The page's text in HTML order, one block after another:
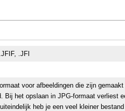
.JFI
voor afbeeldingen die zijn
Bij het opslaan in JPG-formaat verliest
heb je een veel kleiner